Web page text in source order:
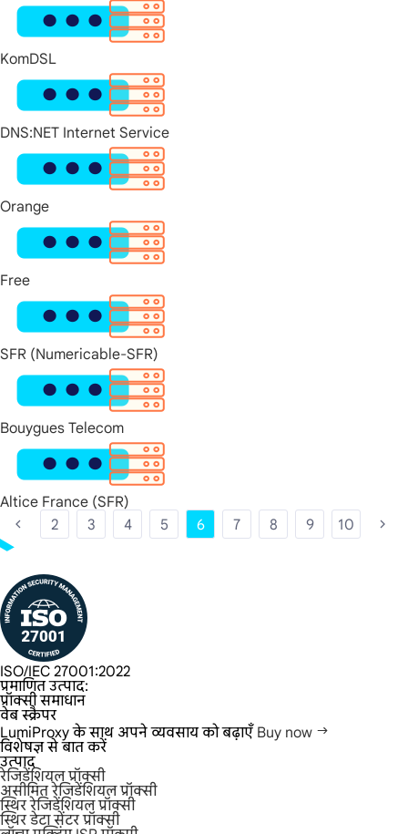
KomDSL
DNS:NET Internet Service
Orange
Free
SFR (Numericable-SFR)
Bouygues Telecom
Altice France (SFR)
2
3 4 5 6 7 8 9 10
ISO/IEC 27001:2022
प्रमाणित उत्पाद:
प्रॉक्सी समाधान
वेब स्क्रैपर
LumiProxy के साथ अपने व्यवसाय को बढ़ाएँ Buy now
विशेषज्ञ से बात करें
उत्पाद
रेजिडेंशियल प्रॉक्सी
असीमित रेजिडेंशियल प्रॉक्सी
स्थिर रेजिडेंशियल प्रॉक्सी
स्थिर डेटा सेंटर प्रॉक्सी